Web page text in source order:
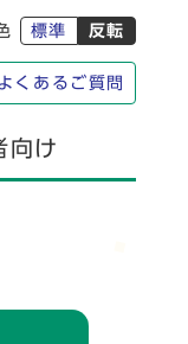
標準 反転
くあるご質問
向け